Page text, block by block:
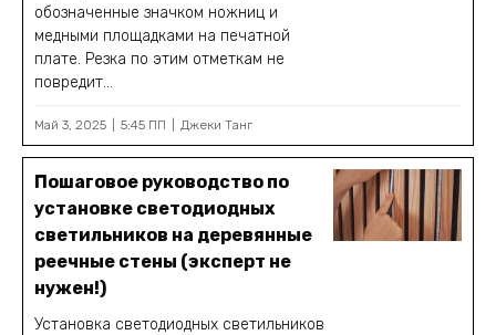
обозначенные значком ножниц и
медными площадками на печатной
плате. Резка по этим отметкам не
повредит...
Май 3, 2025 5:45 ПП Джеки Танг
Пошаговое руководство по
установке светодиодных
светильников на деревянные
реечные стены (эксперт не
нужен!)
Установка светодиодных светильников